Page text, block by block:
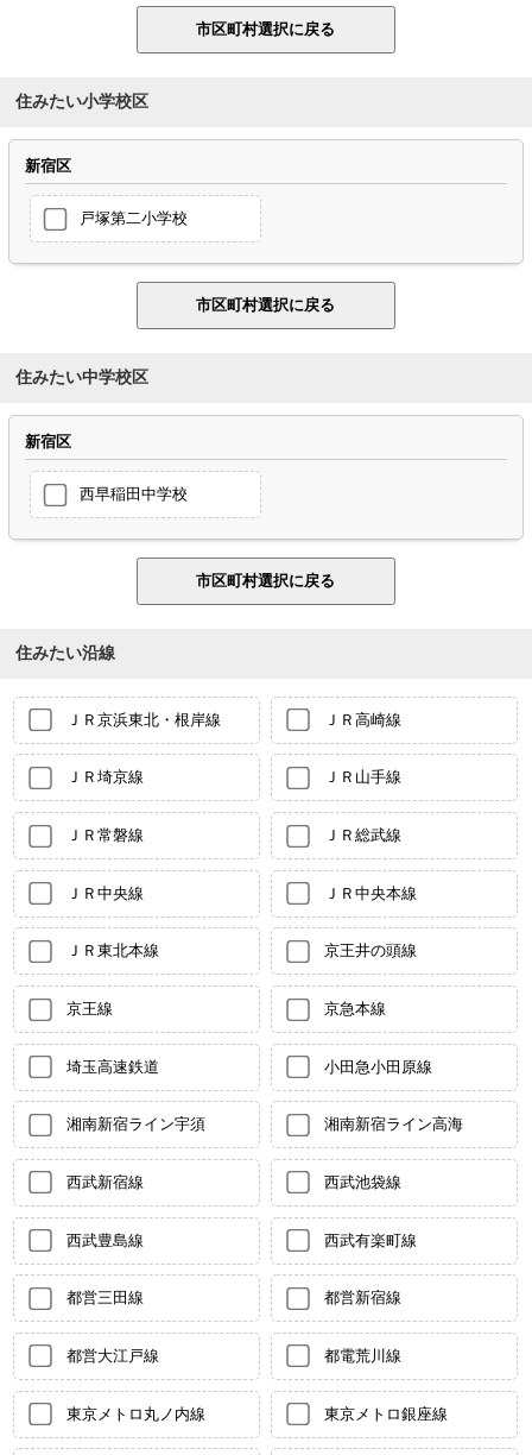
住みたい小学校区
新宿区
戸塚第二小学校
住みたい中学校区
新宿区
西早稲田中学校
住みたい沿線
ＪＲ京浜東北・根岸線 ＪＲ高崎線
ＪＲ埼京線 ＪＲ山手線
ＪＲ常磐線 ＪＲ総武線
ＪＲ中央線 ＪＲ中央本線
ＪＲ東北本線 京王井の頭線
京王線 京急本線
埼玉高速鉄道 小田急小田原線
湘南新宿ライン宇須 湘南新宿ライン高海
西武新宿線 西武池袋線
西武豊島線 西武有楽町線
都営三田線 都営新宿線
都営大江戸線 都電荒川線
東京メトロ丸ノ内線 東京メトロ銀座線